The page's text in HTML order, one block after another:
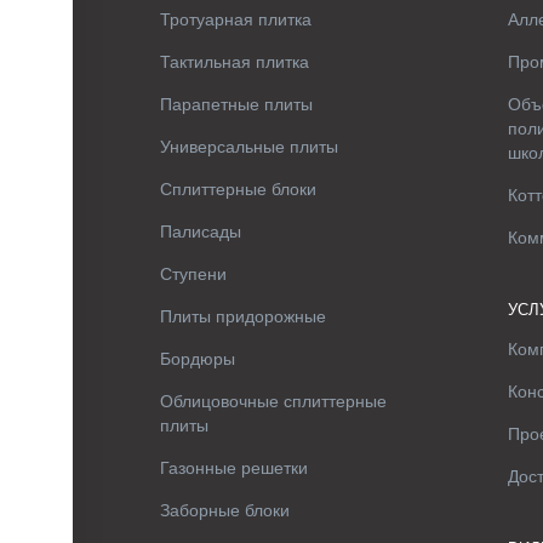
Тротуарная плитка
Тактильная плитка
Парапетные плиты
Универсальные плиты
Сплиттерные блоки
Палисады
Ступени
Плиты придорожные
Бордюры
Облицовочные сплиттерные
плиты
Газонные решетки
Заборные блоки